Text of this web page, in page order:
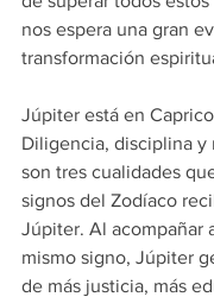
nos espera una gran
transformación
Júpiter está en
Diligencia, disciplina y
son tres cualidades
signos del Zodíaco
Júpiter. Al acompañar
mismo signo, Júpiter
de más justicia, más